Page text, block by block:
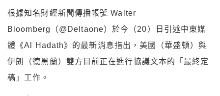
根據知名財經新聞傳播帳號 Walter
Bloomberg（@DeItaone）於今（20）日引述中東媒
體《Al Hadath》的最新消息指出，美國（華盛頓）與
伊朗（德黑蘭）雙方目前正在進行協議文本的「最終定
稿」工作。